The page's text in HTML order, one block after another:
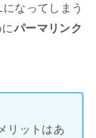
なってしまう
パーマリンク
リットはあ